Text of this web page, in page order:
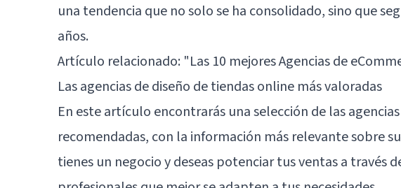
una tendencia que no solo se ha consolidado, sino que
años.
Artículo relacionado: "Las 10 mejores Agencias de
Las agencias de diseño de tiendas online más valoradas
En este artículo encontrarás una selección de las
recomendadas, con la información más relevante sobre
tienes un negocio y deseas potenciar tus ventas a través